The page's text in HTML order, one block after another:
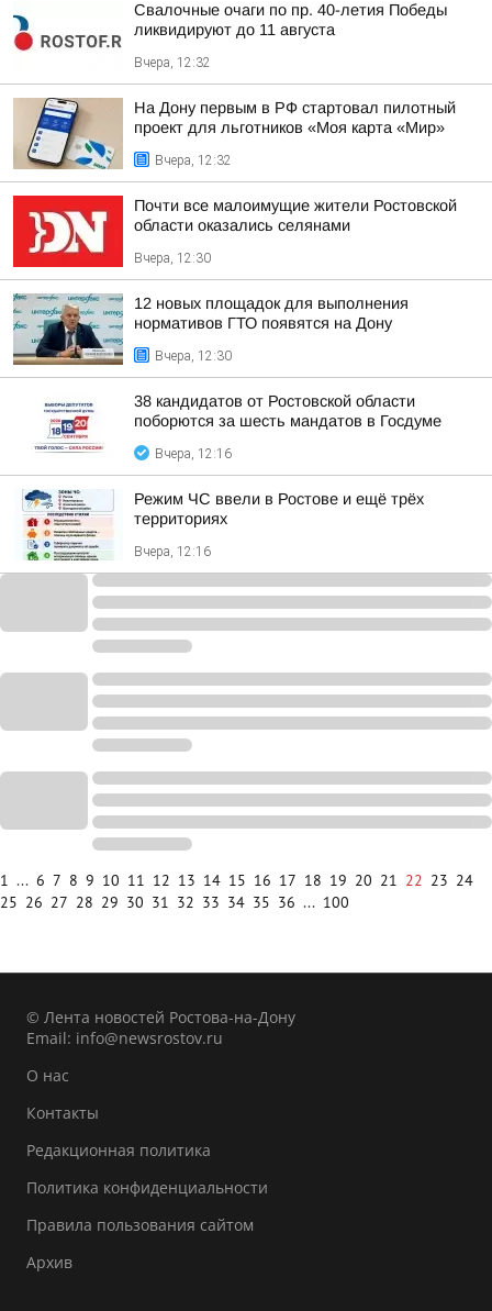
Свалочные очаги по пр. 40-летия Победы
ликвидируют до 11 августа
Вчера, 12:32
На Дону первым в РФ стартовал пилотный
проект для льготников «Моя карта «Мир»
Вчера, 12:32
Почти все малоимущие жители Ростовской
области оказались селянами
Вчера, 12:30
12 новых площадок для выполнения
нормативов ГТО появятся на Дону
Вчера, 12:30
38 кандидатов от Ростовской области
поборются за шесть мандатов в Госдуме
Вчера, 12:16
Режим ЧС ввели в Ростове и ещё трёх
территориях
Вчера, 12:16
1 ... 6 7 8 9 10 11 12 13 14 15 16 17 18 19 20 21 22 23 24
25 26 27 28 29 30 31 32 33 34 35 36 ... 100
© Лента новостей Ростова-на-Дону
Email: info@newsrostov.ru
О нас
Контакты
Редакционная политика
Политика конфиденциальности
Правила пользования сайтом
Архив